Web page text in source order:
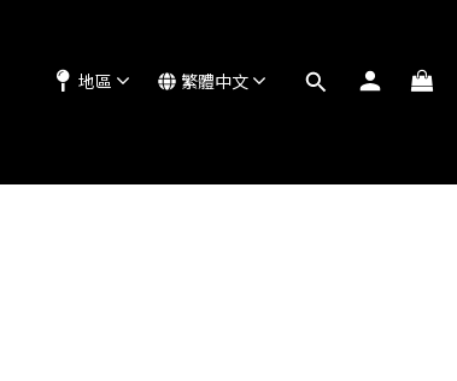
地區 繁體中文